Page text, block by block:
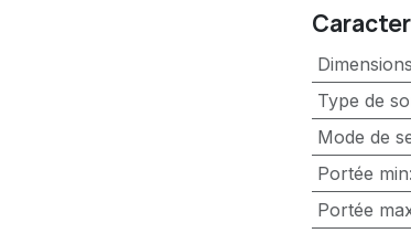
Dimensions
Type de
Mode de
Portée min:
Portée